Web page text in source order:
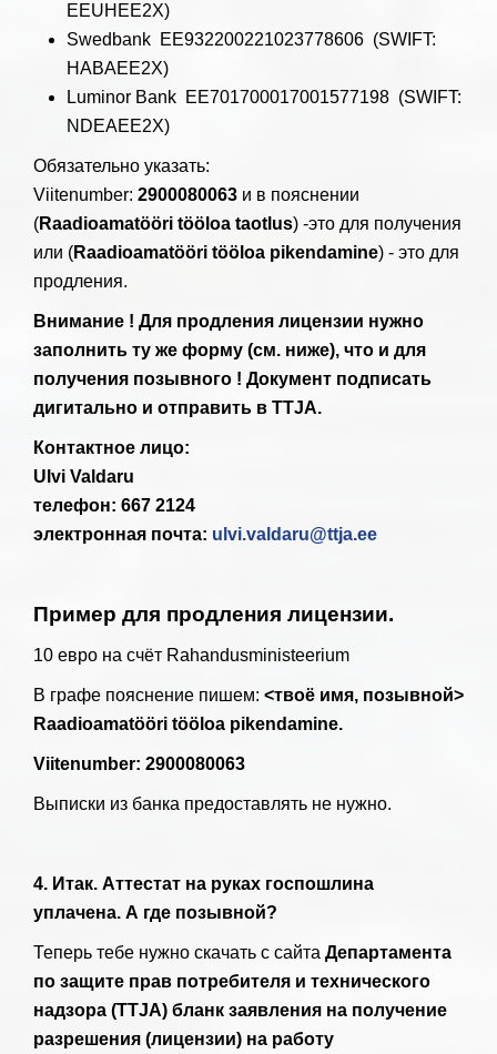
EEUHEE2X)
Swedbank EE932200221023778606 (SWIFT:
HABAEE2X)
Luminor Bank EE701700017001577198 (SWIFT:
NDEAEE2X)
Обязательно указать:
Viitenumber: 2900080063 и в пояснении
(Raadioamatööri tööloa taotlus) -это для получения
или (Raadioamatööri tööloa pikendamine) - это для
продления.
Внимание ! Для продления лицензии нужно
заполнить ту же форму (см. ниже), что и для
получения позывного ! Документ подписать
дигитально и отправить в TTJA.
Контактное лицо:
Ulvi Valdaru
телефон: 667 2124
электронная почта: ulvi.valdaru@ttja.ee
Пример для продления лицензии.
10 евро на счёт Rahandusministeerium
В графе пояснение пишем: <твоё имя, позывной>
Raadioamatööri tööloa pikendamine.
Viitenumber: 2900080063
Выписки из банка предоставлять не нужно.
4. Итак. Аттестат на руках госпошлина
уплачена. А где позывной?
Теперь тебе нужно скачать с сайта Департамента
по защите прав потребителя и технического
надзора (TTJA) бланк заявления на получение
разрешения (лицензии) на работу